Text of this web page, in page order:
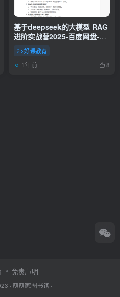
基于deepseek的大模型 RAG
进阶实战营2025-百度网盘-下
载
好课教育
1年前 8
免责声明
· 萌萌家图书馆 ·